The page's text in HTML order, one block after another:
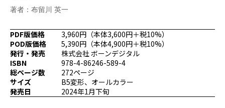
映像/映画/アニメ
ファッション/デザイン/他
スケジュール
その他
x
著者：布留川 英一
PDF版価格
3,960円（本体3,600円＋税10%）
POD版価格
5,390円（本体4,900円＋税10%）
発行・発売
株式会社 ボーンデジタル
ISBN
978-4-86246-589-4
総ページ数
272ページ
サイズ
B5変形、オールカラー
発売日
2024年1月下旬